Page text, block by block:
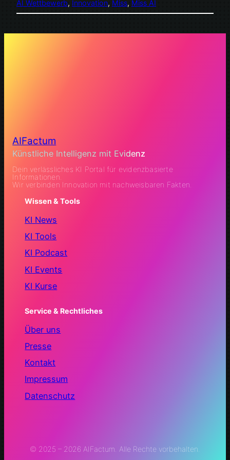
AI Wettbewerb, Innovation, Miss, Miss AI
AIFactum
Künstliche Intelligenz mit Evidenz
Dein verlässliches KI Portal für evidenzbasierte
Informationen.
Wir verbinden Innovation mit nachweisbaren Fakten.
Wissen & Tools
KI News
KI Tools
KI Podcast
KI Events
KI Kurse
Service & Rechtliches
Über uns
Presse
Kontakt
Impressum
Datenschutz
© 2025 – 2026 AIFactum. Alle Rechte vorbehalten.